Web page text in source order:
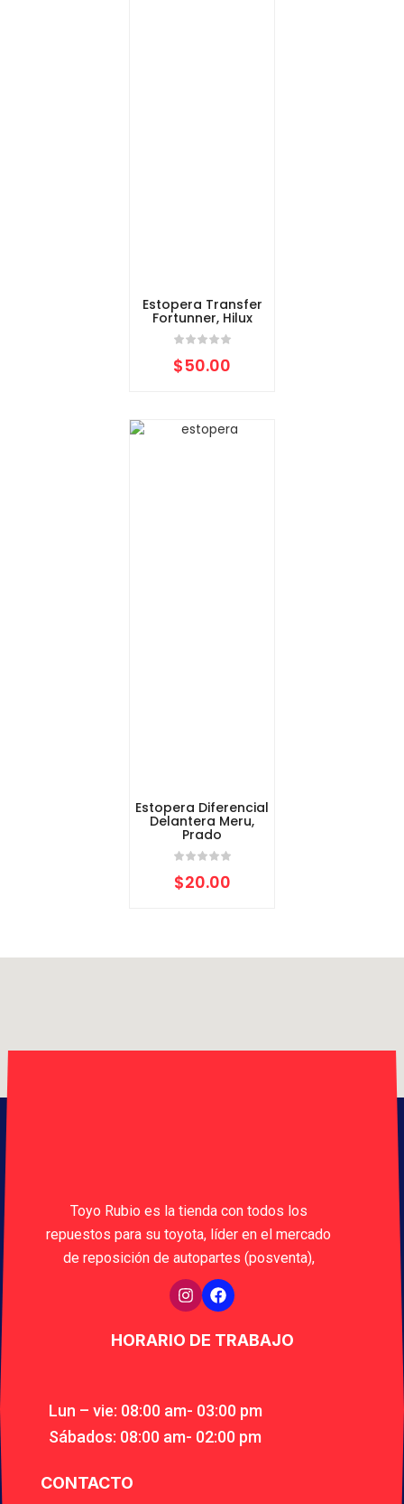
Estopera Transfer
Fortunner, Hilux
$50.00
Estopera Diferencial
Delantera Meru,
Prado
$20.00
Toyo Rubio es la tienda con todos los
repuestos para su toyota, líder en el mercado
de reposición de autopartes (posventa),
HORARIO DE TRABAJO
Lun – vie: 08:00 am- 03:00 pm
Sábados: 08:00 am- 02:00 pm
CONTACTO